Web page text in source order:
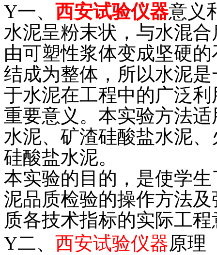
Y一、 西安试验仪器意义
水泥呈粉末状，与水混
由可塑性浆体变成坚硬
结成为整体，所以水泥
于水泥在工程中的广泛
重要意义。本实验方法
水泥、矿渣硅酸盐水泥
硅酸盐水泥。
本实验的目的，是使学
泥品质检验的操作方法
质各技术指标的实际工
Y二、 西安试验仪器原理